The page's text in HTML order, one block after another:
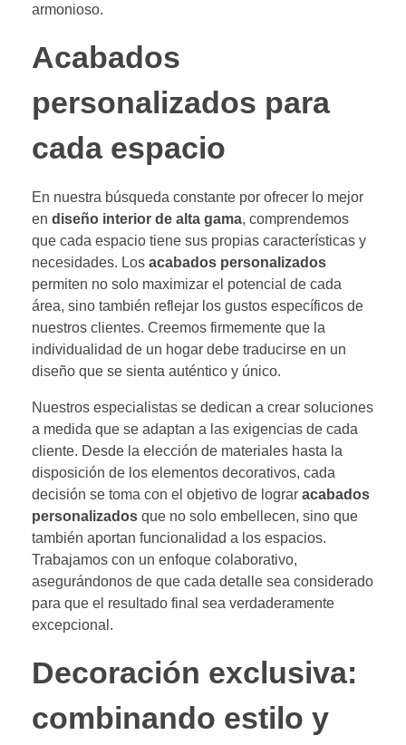
armonioso.
Acabados
personalizados para
cada espacio
En nuestra búsqueda constante por ofrecer lo mejor
en diseño interior de alta gama, comprendemos
que cada espacio tiene sus propias características y
necesidades. Los acabados personalizados
permiten no solo maximizar el potencial de cada
área, sino también reflejar los gustos específicos de
nuestros clientes. Creemos firmemente que la
individualidad de un hogar debe traducirse en un
diseño que se sienta auténtico y único.
Nuestros especialistas se dedican a crear soluciones
a medida que se adaptan a las exigencias de cada
cliente. Desde la elección de materiales hasta la
disposición de los elementos decorativos, cada
decisión se toma con el objetivo de lograr acabados
personalizados que no solo embellecen, sino que
también aportan funcionalidad a los espacios.
Trabajamos con un enfoque colaborativo,
asegurándonos de que cada detalle sea considerado
para que el resultado final sea verdaderamente
excepcional.
Decoración exclusiva:
combinando estilo y